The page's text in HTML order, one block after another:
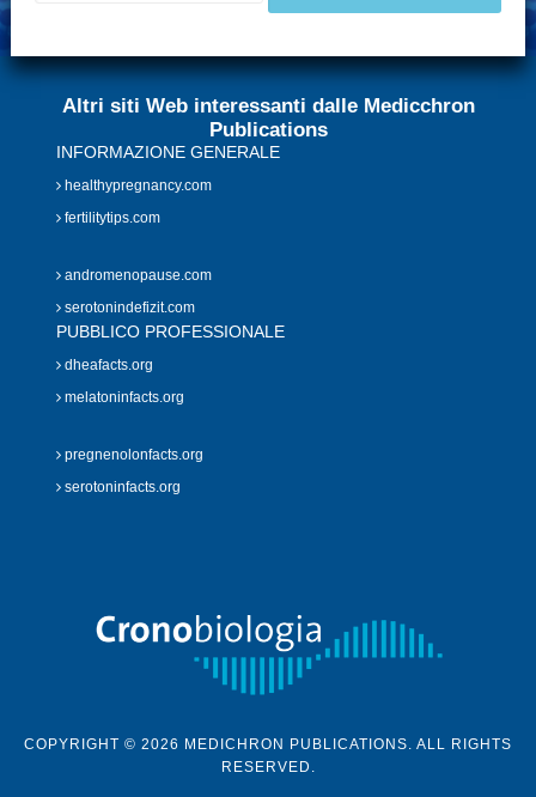
Altri siti Web interessanti dalle Medicchron
Publications
INFORMAZIONE GENERALE
healthypregnancy.com
fertilitytips.com
andromenopause.com
serotonindefizit.com
PUBBLICO PROFESSIONALE
dheafacts.org
melatoninfacts.org
pregnenolonfacts.org
serotoninfacts.org
COPYRIGHT © 2026 MEDICHRON PUBLICATIONS. ALL RIGHTS
RESERVED.